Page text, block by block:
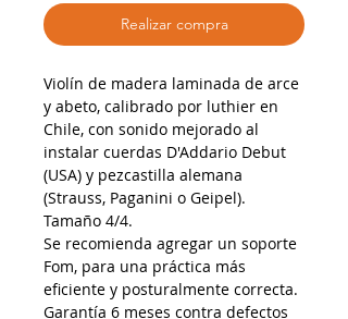
Realizar compra
Violín de madera laminada de arce
y abeto, calibrado por luthier en
Chile, con sonido mejorado al
instalar cuerdas D'Addario Debut
(USA) y pezcastilla alemana
(Strauss, Paganini o Geipel).
Tamaño 4/4.
Se recomienda agregar un soporte
Fom, para una práctica más
eficiente y posturalmente correcta.
Garantía 6 meses contra defectos